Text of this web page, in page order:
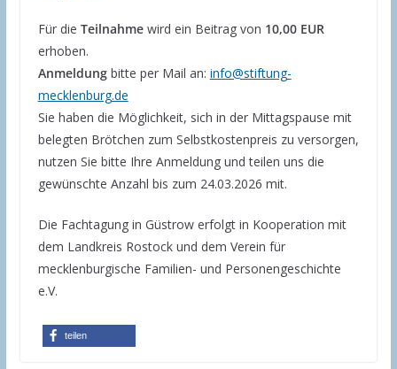
Für die Teilnahmewird ein Beitrag von 10,00 EUR
erhoben.
Anmeldungbitte per Mail an: info@stiftung-
mecklenburg.de
Sie haben die Möglichkeit, sich in der Mittagspause mit
belegten Brötchen zum Selbstkostenpreis zu versorgen,
nutzen Sie bitte Ihre Anmeldung und teilen uns die
gewünschte Anzahl bis zum 24.03.2026 mit.
Die Fachtagung in Güstrow erfolgt in Kooperation mit
dem Landkreis Rostock und dem Verein für
mecklenburgische Familien- und Personengeschichte
e.V.
teilen